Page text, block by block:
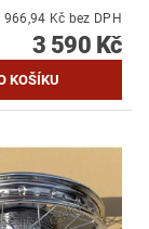
2 966,94 Kč bez DPH
3 590 Kč